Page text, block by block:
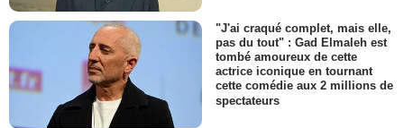
"J'ai craqué complet, mais elle,
pas du tout" : Gad Elmaleh est
tombé amoureux de cette
actrice iconique en tournant
cette comédie aux 2 millions de
spectateurs